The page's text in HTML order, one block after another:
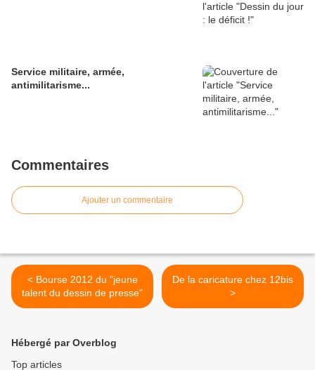
Service militaire, armée,
antimilitarisme...
Commentaires
Ajouter un commentaire
< Bourse 2012 du "jeune
talent du dessin de presse"
De la caricature chez 12bis
>
Hébergé par Overblog
Top articles